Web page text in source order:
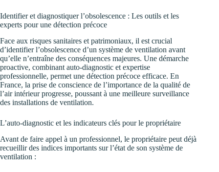
Identifier et diagnostiquer l’obsolescence : Les outils et les
experts pour une détection précoce
Face aux risques sanitaires et patrimoniaux, il est crucial
d’identifier l’obsolescence d’un système de ventilation avant
qu’elle n’entraîne des conséquences majeures. Une démarche
proactive, combinant auto-diagnostic et expertise
professionnelle, permet une détection précoce efficace. En
France, la prise de conscience de l’importance de la qualité de
l’air intérieur progresse, poussant à une meilleure surveillance
des installations de ventilation.
L’auto-diagnostic et les indicateurs clés pour le propriétaire
Avant de faire appel à un professionnel, le propriétaire peut déjà
recueillir des indices importants sur l’état de son système de
ventilation :